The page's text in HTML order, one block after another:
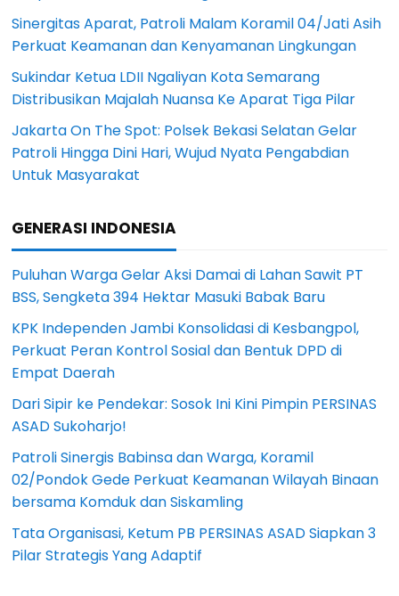
Sinergitas Aparat, Patroli Malam Koramil 04/Jati Asih
Perkuat Keamanan dan Kenyamanan Lingkungan
Sukindar Ketua LDII Ngaliyan Kota Semarang
Distribusikan Majalah Nuansa Ke Aparat Tiga Pilar
Jakarta On The Spot: Polsek Bekasi Selatan Gelar
Patroli Hingga Dini Hari, Wujud Nyata Pengabdian
Untuk Masyarakat
GENERASI INDONESIA
Puluhan Warga Gelar Aksi Damai di Lahan Sawit PT
BSS, Sengketa 394 Hektar Masuki Babak Baru
KPK Independen Jambi Konsolidasi di Kesbangpol,
Perkuat Peran Kontrol Sosial dan Bentuk DPD di
Empat Daerah
Dari Sipir ke Pendekar: Sosok Ini Kini Pimpin PERSINAS
ASAD Sukoharjo!
Patroli Sinergis Babinsa dan Warga, Koramil
02/Pondok Gede Perkuat Keamanan Wilayah Binaan
bersama Komduk dan Siskamling
Tata Organisasi, Ketum PB PERSINAS ASAD Siapkan 3
Pilar Strategis Yang Adaptif